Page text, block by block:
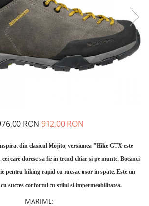
RON912,00 RON
din clasicul Mojito, versiunea "Hike GTX este
care doresc sa fie in trend chiar si pe munte. Bocanci
pentru hiking rapid cu rucsac usor in spate. Este un
succes confortul cu stilul si impermeabilitatea.
MARIME: